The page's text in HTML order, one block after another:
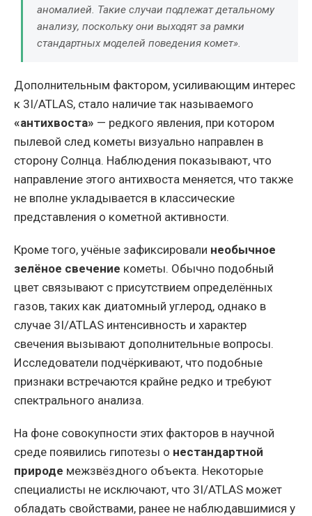
аномалией. Такие случаи подлежат детальному
анализу, поскольку они выходят за рамки
стандартных моделей поведения комет».
Дополнительным фактором, усиливающим интерес
к 3I/ATLAS, стало наличие так называемого
«антихвоста» — редкого явления, при котором
пылевой след кометы визуально направлен в
сторону Солнца. Наблюдения показывают, что
направление этого антихвоста меняется, что также
не вполне укладывается в классические
представления о кометной активности.
Кроме того, учёные зафиксировали необычное
зелёное свечение кометы. Обычно подобный
цвет связывают с присутствием определённых
газов, таких как диатомный углерод, однако в
случае 3I/ATLAS интенсивность и характер
свечения вызывают дополнительные вопросы.
Исследователи подчёркивают, что подобные
признаки встречаются крайне редко и требуют
спектрального анализа.
На фоне совокупности этих факторов в научной
среде появились гипотезы о нестандартной
природе межзвёздного объекта. Некоторые
специалисты не исключают, что 3I/ATLAS может
обладать свойствами, ранее не наблюдавшимися у